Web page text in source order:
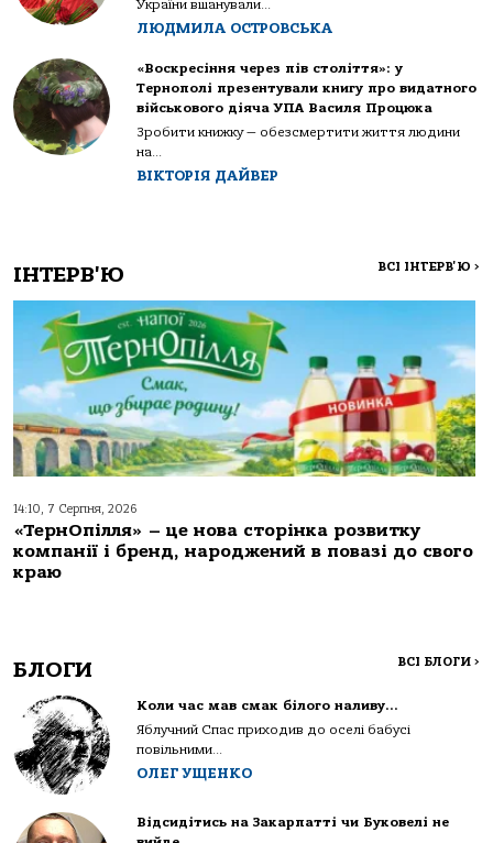
України вшанували...
ЛЮДМИЛА ОСТРОВСЬКА
«Воскресіння через пів століття»: у
Тернополі презентували книгу про видатного
військового діяча УПА Василя Процюка
Зробити книжку — обезсмертити життя людини
на...
ВІКТОРІЯ ДАЙВЕР
ІНТЕРВ'Ю ВСІ ІНТЕРВ'Ю >
14:10, 7 Серпня, 2026
«ТернОпілля» – це нова сторінка розвитку
компанії і бренд, народжений в повазі до свого
краю
БЛОГИ ВСІ БЛОГИ >
Коли час мав смак білого наливу…
Яблучний Спас приходив до оселі бабусі
повільними...
ОЛЕГ УЩЕНКО
Відсидітись на Закарпатті чи Буковелі не